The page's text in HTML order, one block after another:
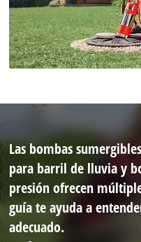
Las bombas
para barril de lluvia y
presión ofrecen
guía te ayuda a
adecuado.